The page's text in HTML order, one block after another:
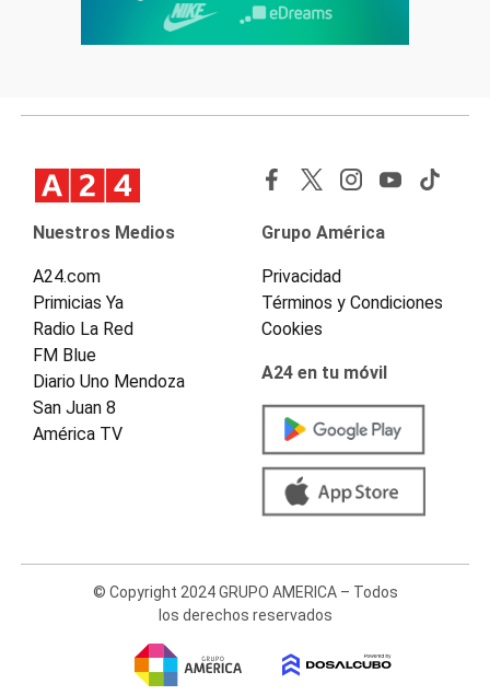
Nuestros Medios
A24.com
Primicias Ya
Radio La Red
FM Blue
Diario Uno Mendoza
San Juan 8
América TV
Grupo América
Privacidad
Términos y Condiciones
Cookies
A24 en tu móvil
© Copyright 2024 GRUPO AMERICA – Todos
los derechos reservados